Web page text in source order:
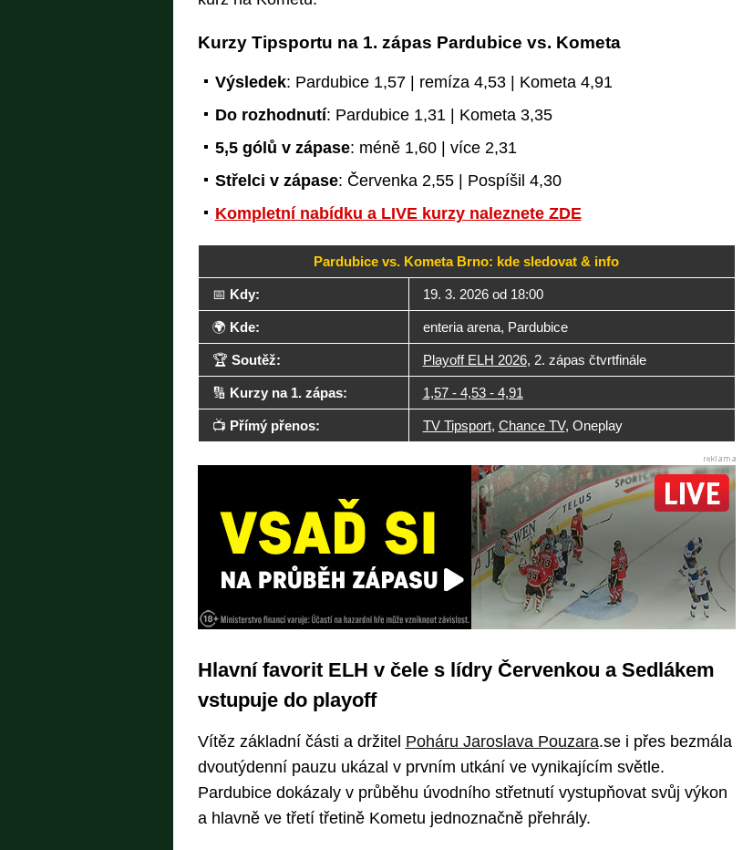
Kurzy Tipsportu na 1. zápas Pardubice vs. Kometa
Výsledek: Pardubice 1,57 | remíza 4,53 | Kometa 4,91
Do rozhodnutí: Pardubice 1,31 | Kometa 3,35
5,5 gólů v zápase: méně 1,60 | více 2,31
Střelci v zápase: Červenka 2,55 | Pospíšil 4,30
Kompletní nabídku a LIVE kurzy naleznete ZDE
Pardubice vs. Kometa Brno: kde sledovat & info
📅 Kdy: 19. 3. 2026 od 18:00
🌍 Kde: enteria arena, Pardubice
🏆 Soutěž: Playoff ELH 2026, 2. zápas čtvrtfinále
🔢 Kurzy na 1. zápas: 1,57 - 4,53 - 4,91
📺 Přímý přenos: TV Tipsport, Chance TV, Oneplay
Hlavní favorit ELH v čele s lídry Červenkou a Sedlákem
vstupuje do playoff
Vítěz základní části a držitel Poháru Jaroslava Pouzara.se i přes bezmála
dvoutýdenní pauzu ukázal v prvním utkání ve vynikajícím světle.
Pardubice dokázaly v průběhu úvodního střetnutí vystupňovat svůj výkon
a hlavně ve třetí třetině Kometu jednoznačně přehrály.